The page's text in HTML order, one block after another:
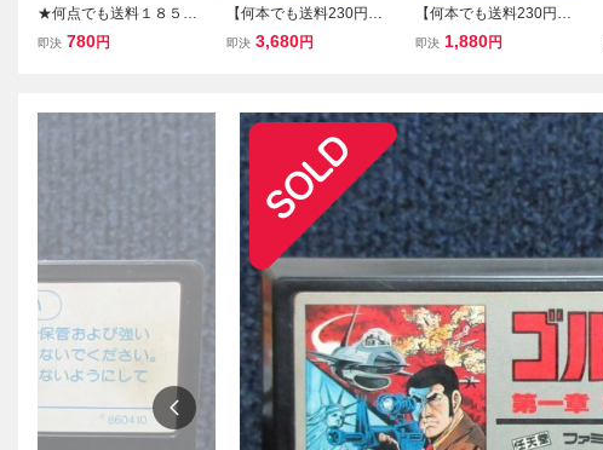
★何点でも送料１８５円
★ ゴルゴ13 第一章神々の
即決 780円
【何本でも送料230円！
出品多数】FC原人 ファミ
即決 3,680円
【何本でも送料230円！
出品多数】ナイトライダ
即決 1,880円